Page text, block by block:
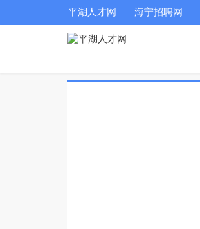
平湖人才网 海宁招聘网